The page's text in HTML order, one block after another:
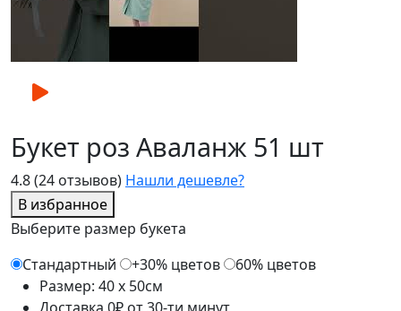
4.8(24 отзывов) Нашли дешевле?
В избранное
Букет роз Аваланж 51 шт
Выберите размер букета
Стандартный
+30% цветов
60% цветов
Размер: 40 x 50см